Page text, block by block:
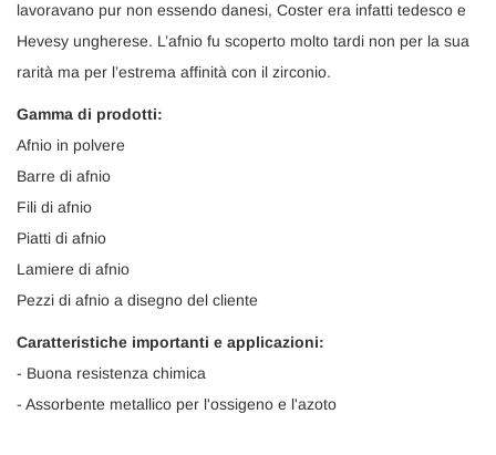
lavoravano pur non essendo danesi, Coster era infatti tedesco e
Hevesy ungherese. L’afnio fu scoperto molto tardi non per la sua
rarità ma per l’estrema affinità con il zirconio.
Gamma di prodotti:
Afnio in polvere
Barre di afnio
Fili di afnio
Piatti di afnio
Lamiere di afnio
Pezzi di afnio a disegno del cliente
Caratteristiche importanti e applicazioni:
- Buona resistenza chimica
- Assorbente metallico per l'ossigeno e l'azoto